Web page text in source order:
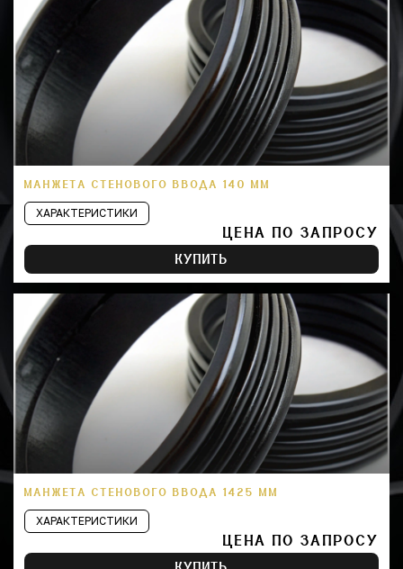
МАНЖЕТА СТЕНОВОГО ВВОДА 140 ММ
ХАРАКТЕРИСТИКИ
ЦЕНА ПО ЗАПРОСУ
КУПИТЬ
МАНЖЕТА СТЕНОВОГО ВВОДА 1425 ММ
ХАРАКТЕРИСТИКИ
ЦЕНА ПО ЗАПРОСУ